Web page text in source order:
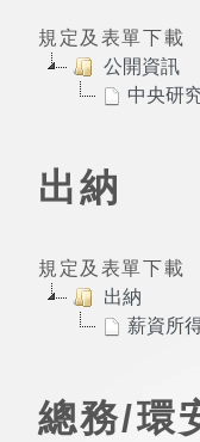
規定及表單下載
公開資訊
中央研
出納
規定及表單下載
出納
薪資所
總務/環